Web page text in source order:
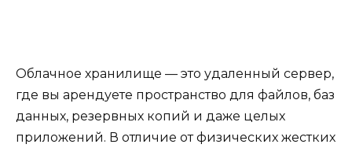
Облачное хранилище — это удаленный сервер,
где вы арендуете пространство для файлов, баз
данных, резервных копий и даже целых
приложений. В отличие от физических жестких